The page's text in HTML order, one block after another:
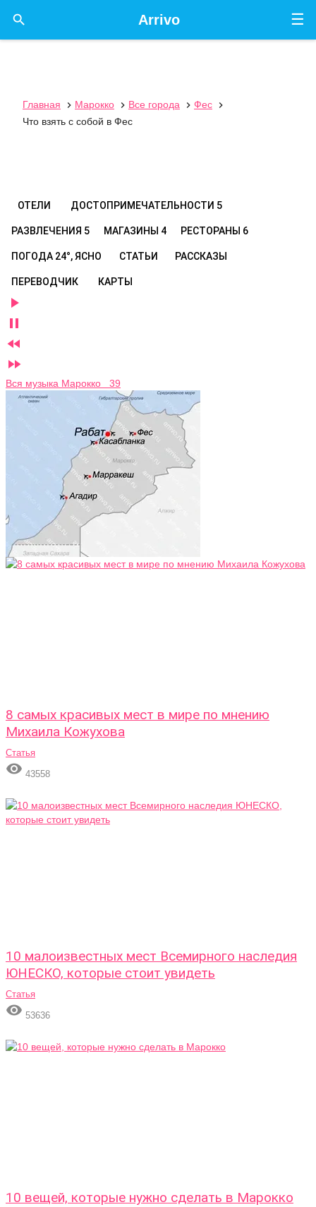
☰
Arrivo

Главная  Марокко  Все города  Фес

Что взять с собой в Фес
ОТЕЛИ ДОСТОПРИМЕЧАТЕЛЬНОСТИ 5
РАЗВЛЕЧЕНИЯ 5 МАГАЗИНЫ 4 РЕСТОРАНЫ 6
ПОГОДА 24°, ЯСНО СТАТЬИ РАССКАЗЫ
ПЕРЕВОДЧИК КАРТЫ




Вся музыка Марокко 39
8 самых красивых мест в мире по мнению
Михаила Кожухова
Статья
 43558
10 малоизвестных мест Всемирного наследия
ЮНЕСКО, которые стоит увидеть
Статья
 53636
10 вещей, которые нужно сделать в Марокко